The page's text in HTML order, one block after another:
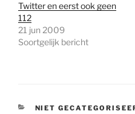
Twitter en eerst ook geen
112
21 jun 2009
Soortgelijk bericht
CATEGORIEËN
NIET